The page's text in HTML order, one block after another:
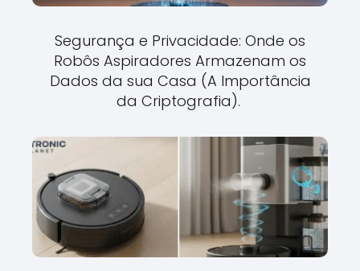
Segurança e Privacidade: Onde os
Robôs Aspiradores Armazenam os
Dados da sua Casa (A Importância
da Criptografia).